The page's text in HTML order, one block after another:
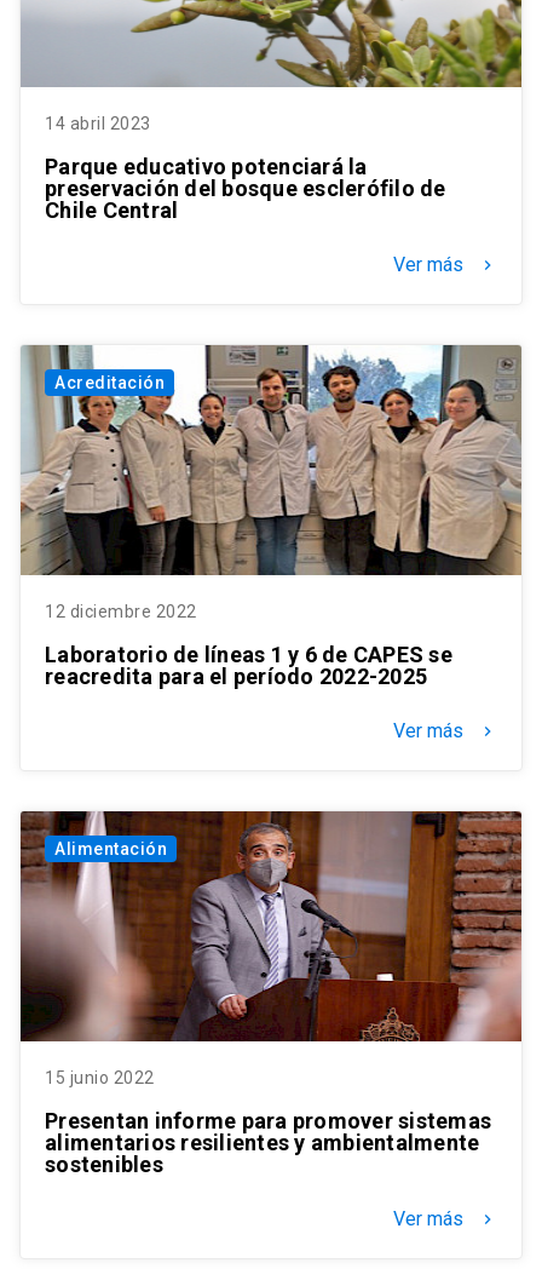
14 abril 2023
Parque educativo potenciará la
preservación del bosque esclerófilo de
Chile Central
Ver más keyboard_arrow_right
Acreditación
12 diciembre 2022
Laboratorio de líneas 1 y 6 de CAPES se
reacredita para el período 2022-2025
Ver más keyboard_arrow_right
Alimentación
15 junio 2022
Presentan informe para promover sistemas
alimentarios resilientes y ambientalmente
sostenibles
Ver más keyboard_arrow_right